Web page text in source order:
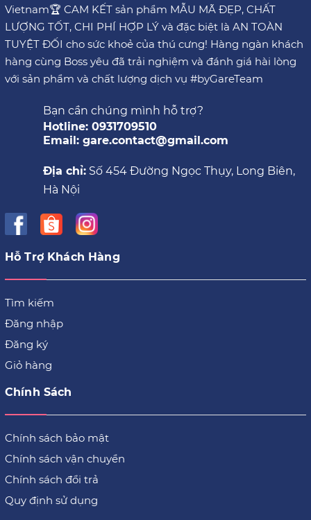
Vietnam🏆 CAM KẾT sản phẩm MẪU MÃ ĐẸP, CHẤT
LƯỢNG TỐT, CHI PHÍ HỢP LÝ và đặc biệt là AN TOÀN
TUYỆT ĐỐI cho sức khoẻ của thú cưng! Hàng ngàn khách
hàng cùng Boss yêu đã trải nghiệm và đánh giá hài lòng
với sản phẩm và chất lượng dịch vụ #byGareTeam
Bạn cần chúng mình hỗ trợ?
Hotline: 0931709510
Email: gare.contact@gmail.com
Địa chỉ: Số 454 Đường Ngọc Thụy, Long Biên,
Hà Nội
Hỗ Trợ Khách Hàng
Tìm kiếm
Đăng nhập
Đăng ký
Giỏ hàng
Chính Sách
Chính sách bảo mật
Chính sách vận chuyển
Chính sách đổi trả
Quy định sử dụng